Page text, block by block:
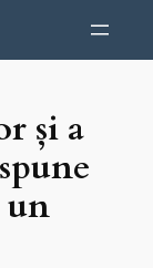
și a
un